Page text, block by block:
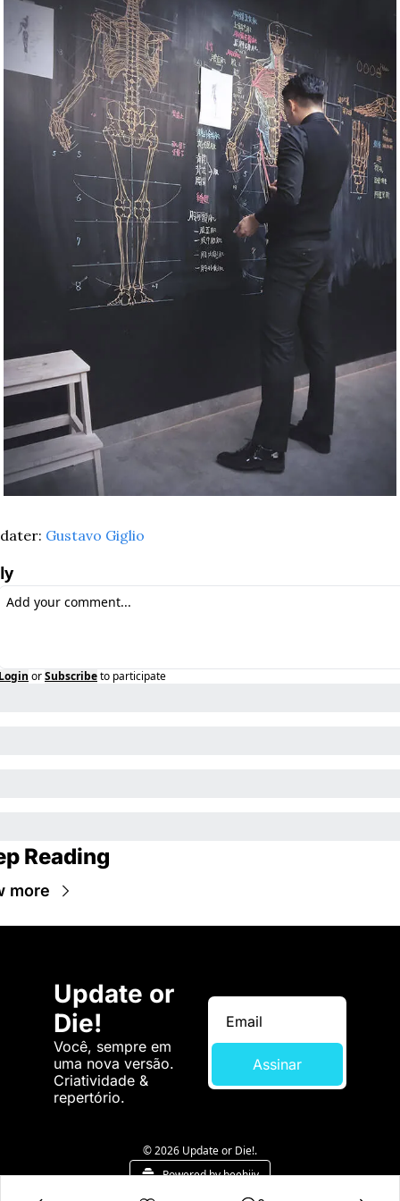
Gustavo Giglio
orSubscribeto participate
Reading
more
Update or
Die!
Você, sempre em
uma nova versão.
Criatividade &
repertório.
Assinar
© 2026 Update or Die!.
Powered by beehiiv